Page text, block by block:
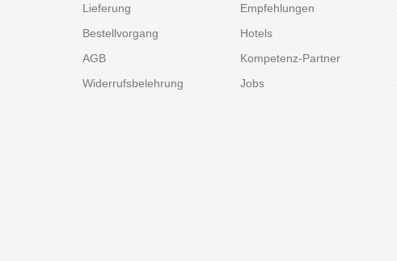
Lieferung
Bestellvorgang
AGB
Widerrufsbelehrung
Empfehlungen
Hotels
Kompetenz-Partner
Jobs